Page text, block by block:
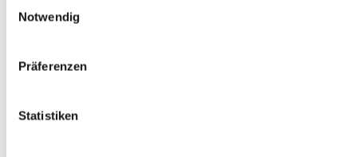
Notwendig
Präferenzen
Statistiken